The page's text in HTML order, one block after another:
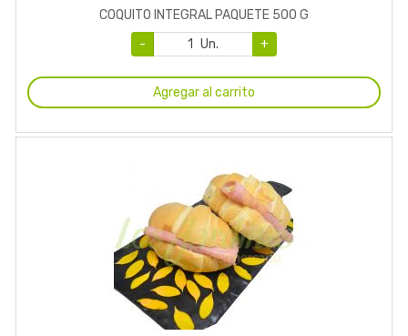
COQUITO INTEGRAL PAQUETE 500 G
-
Un. +
Agregar al carrito